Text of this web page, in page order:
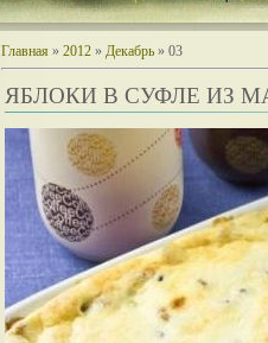
Главная » 2012 » Декабрь » 03
ЯБЛОКИ В СУФЛЕ ИЗ